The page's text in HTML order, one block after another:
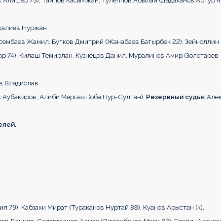
Нуржан
Жамил, Бутков Дмитрий (Жанабаев Батырбек 22), Зейноллин
Килаш Темирлан, Кузнецов Данил, Муралинов Амир (Золотарев
Владислав
Алиби Мергазы (оба Нур-Султан). Резервный судья:
Кабзаки Мират (Тураканов Нуртай 88), Куанов Арыстан (к),